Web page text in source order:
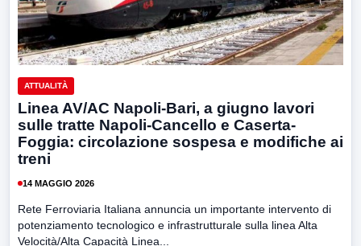
ATTUALITÀ
Linea AV/AC Napoli-Bari, a giugno lavori
sulle tratte Napoli-Cancello e Caserta-
Foggia: circolazione sospesa e modifiche ai
treni
14 MAGGIO 2026
Rete Ferroviaria Italiana annuncia un importante intervento di
potenziamento tecnologico e infrastrutturale sulla linea Alta
Velocità/Alta Capacità Linea...